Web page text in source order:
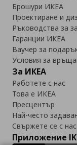
Брошури ИКЕА
Проектиране и
Ръководства за
Гаранции ИКЕА
Ваучер за
Условия за
За ИКЕА
Работете с нас
Това е ИКЕА
Пресцентър
Най-често
Свържете се с нас
Приложение